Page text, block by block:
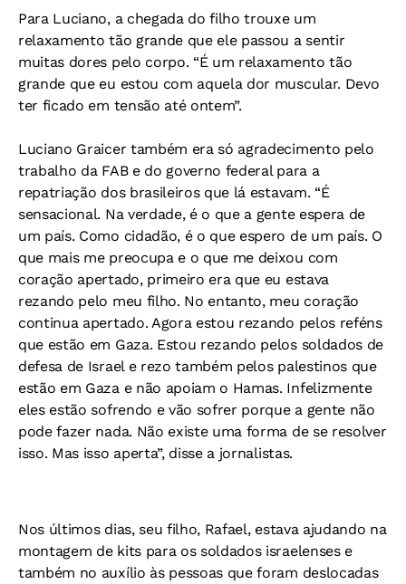
Para Luciano, a chegada do filho trouxe um
relaxamento tão grande que ele passou a sentir
muitas dores pelo corpo. “É um relaxamento tão
grande que eu estou com aquela dor muscular. Devo
ter ficado em tensão até ontem”.
Luciano Graicer também era só agradecimento pelo
trabalho da FAB e do governo federal para a
repatriação dos brasileiros que lá estavam. “É
sensacional. Na verdade, é o que a gente espera de
um país. Como cidadão, é o que espero de um país. O
que mais me preocupa e o que me deixou com
coração apertado, primeiro era que eu estava
rezando pelo meu filho. No entanto, meu coração
continua apertado. Agora estou rezando pelos reféns
que estão em Gaza. Estou rezando pelos soldados de
defesa de Israel e rezo também pelos palestinos que
estão em Gaza e não apoiam o Hamas. Infelizmente
eles estão sofrendo e vão sofrer porque a gente não
pode fazer nada. Não existe uma forma de se resolver
isso. Mas isso aperta”, disse a jornalistas.
Nos últimos dias, seu filho, Rafael, estava ajudando na
montagem de kits para os soldados israelenses e
também no auxílio às pessoas que foram deslocadas